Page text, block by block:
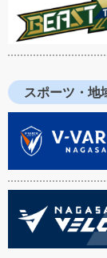
スポーツ・地